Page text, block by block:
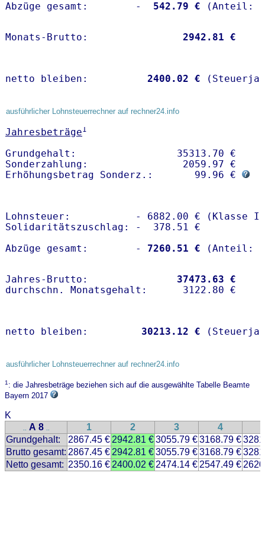
Abzüge gesamt:        -
  542.79 €
Monats-Brutto: 2942.81 €
netto bleiben: 2400.02 €
ausführlicher Lohnsteuerrechner auf rechner24.info
Jahresbeträge1
Grundgehalt:                 35313.70 €
Sonderzahlung:                2059.97 €
Erhöhungsbetrag Sonderz.:       99.96 €
Lohnsteuer:           - 6882.00 € (Klasse I)
Solidaritätszuschlag: -  378.51 €
Abzüge gesamt:        -
7260.51 €
Jahres-Brutto: 37473.63 €
netto bleiben: 30213.12 €
ausführlicher Lohnsteuerrechner auf rechner24.info
1: die Jahresbeträge beziehen sich auf die ausgewählte Tabelle Beamte
Bayern 2017
K
.. A 8 .. 1 2 3 4
Grundgehalt:
2867.45 € 2942.81 €3055.79 €3168.79 €
Brutto gesamt: 2867.45 € 2942.81 €3055.79 €3168.79 €
Netto gesamt: 2350.16 € 2400.02 € 2474.14 € 2547.49 €